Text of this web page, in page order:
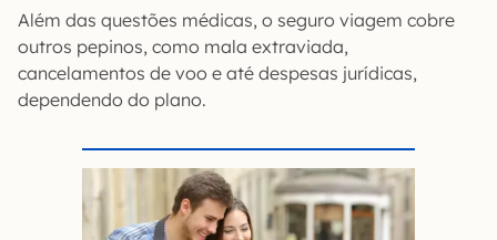
Além das questões médicas, o seguro viagem cobre
outros pepinos, como mala extraviada,
cancelamentos de voo e até despesas jurídicas,
dependendo do plano.